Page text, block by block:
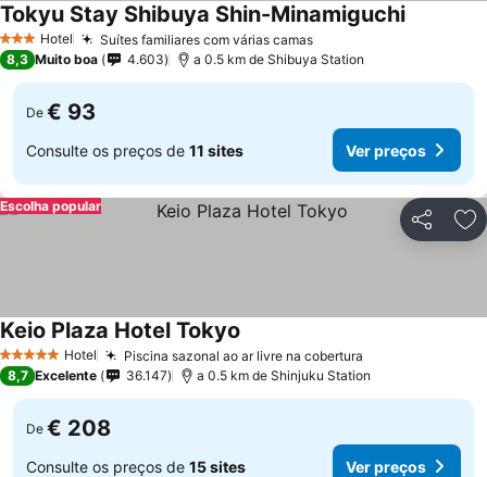
3 EstrelasHotel Suítes familiares com várias camasVer preços
Tokyu Stay Shibuya Shin-MinamiguchiVer
8,3 Muito boa 4.603 a 0.5 km de Shibuya Station
De € 93
Consulte os preços de 11 sites Ver preços
Partilhar
Escolha popular
5 Estrelas Hotel Piscina sazonal ao ar livre na cobertura
Keio Plaza Hotel Tokyo
8,7 Excelente 36.147 a 0.5 km de Shinjuku Station
De € 208
Consulte os preços de 15 sites Ver preços